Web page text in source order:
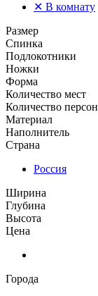
✕ В комнату
Размер
Спинка
Подлокотники
Ножки
Форма
Количество мест
Количество персон
Материал
Наполнитель
Страна
Россия
Ширина
Глубина
Высота
Цена
Города